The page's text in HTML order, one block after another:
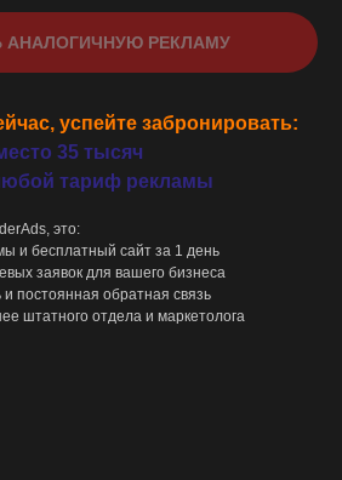
АНАЛОГИЧНУЮ РЕКЛАМУ
успейте забронировать:
35 тысяч
тариф рекламы
это:
и бесплатный сайт за 1 день
заявок для вашего бизнеса
постоянная обратная связь
штатного отдела и маркетолога